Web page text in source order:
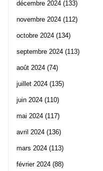
décembre 2024 (133)
novembre 2024 (112)
octobre 2024 (134)
septembre 2024 (113)
août 2024 (74)
juillet 2024 (135)
juin 2024 (110)
mai 2024 (117)
avril 2024 (136)
mars 2024 (113)
février 2024 (88)